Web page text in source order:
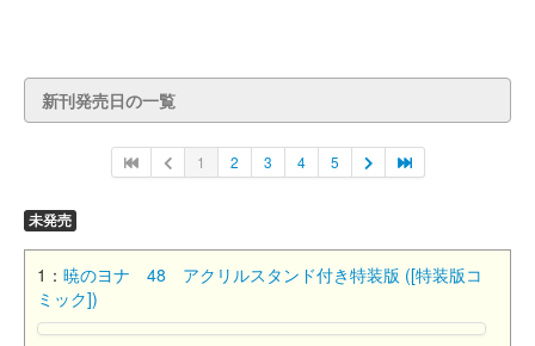
新刊発売日の一覧
1 2 3 4 5
未発売
1： 暁のヨナ 48 アクリルスタンド付き特装版 ([特装版コ
ミック])